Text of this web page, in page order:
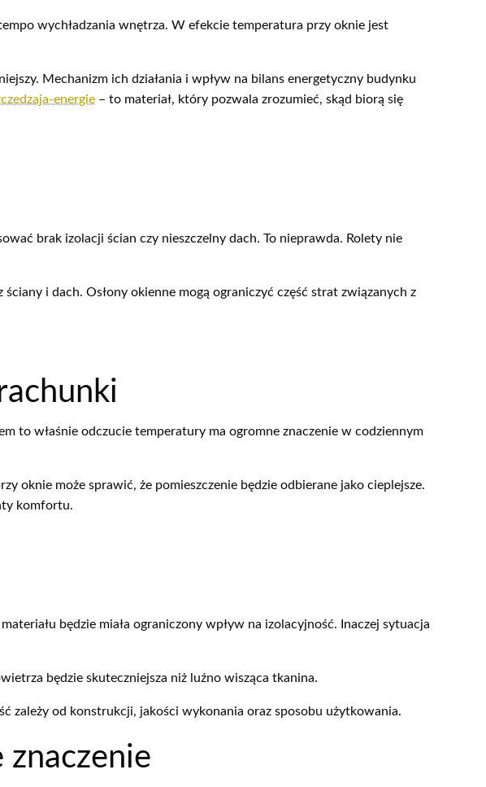
wychładzania wnętrza. W efekcie temperatura przy oknie jest
Mechanizm ich działania i wpływ na bilans energetyczny budynku
energie – to materiał, który pozwala zrozumieć, skąd biorą się
brak izolacji ścian czy nieszczelny dach. To nieprawda. Rolety nie
i dach. Osłony okienne mogą ograniczyć część strat związanych z
to właśnie odczucie temperatury ma ogromne znaczenie w codziennym
oknie może sprawić, że pomieszczenie będzie odbierane jako cieplejsze.
komfortu.
będzie miała ograniczony wpływ na izolacyjność. Inaczej sytuacja
będzie skuteczniejsza niż luźno wisząca tkanina.
zależy od konstrukcji, jakości wykonania oraz sposobu użytkowania.
znaczenie